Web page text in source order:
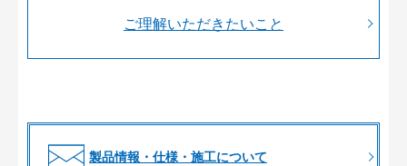
ご理解いただきたいこと
製品情報・仕様・施工について